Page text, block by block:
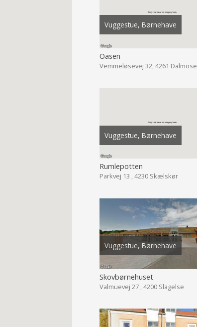
Vuggestue, Børnehave
Oasen
Vemmeløsevej 32, 4261 Dalmose
Vuggestue, Børnehave
Rumlepotten
Parkvej 13 , 4230 Skælskør
Vuggestue, Børnehave
Skovbørnehuset
Valmuevej 27 , 4200 Slagelse